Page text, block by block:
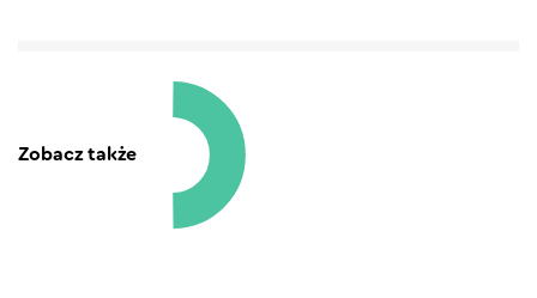
Zobacz także